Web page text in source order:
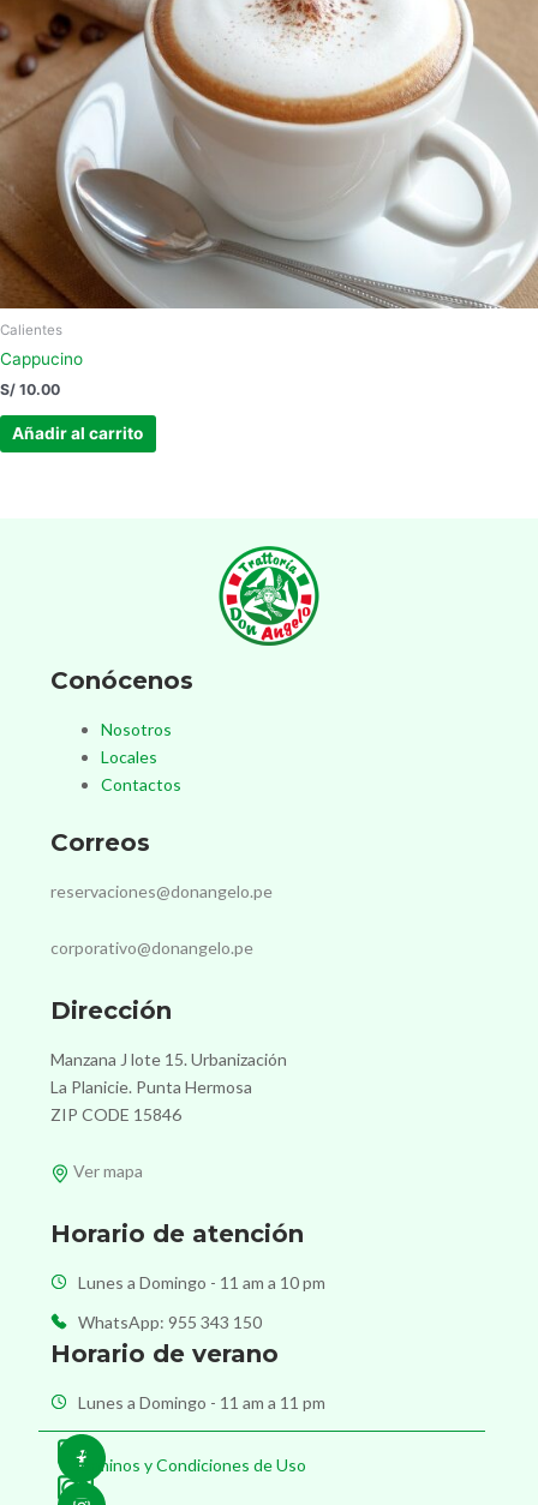
Calientes
Cappucino
S/ 10.00
Añadir al carrito
Conócenos
Nosotros
Locales
Contactos
Correos
reservaciones@donangelo.pe
corporativo@donangelo.pe
Dirección
Manzana J lote 15. Urbanización
La Planicie. Punta Hermosa
ZIP CODE 15846
Ver mapa
Horario de atención
Lunes a Domingo - 11 am a 10 pm
WhatsApp: 955 343 150
Horario de verano
Lunes a Domingo - 11 am a 11 pm
Términos y Condiciones de Uso